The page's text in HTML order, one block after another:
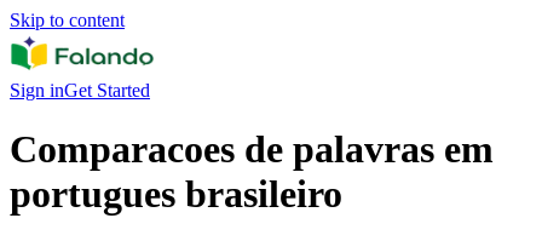
Skip to content
Sign inGet Started
Comparacoes de palavras em
portugues brasileiro